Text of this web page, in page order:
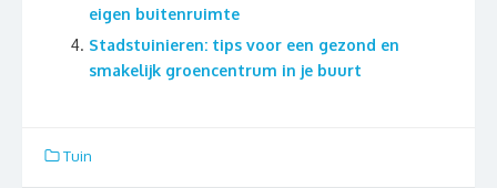
eigen buitenruimte
Stadstuinieren: tips voor een gezond en
smakelijk groencentrum in je buurt
Tuin